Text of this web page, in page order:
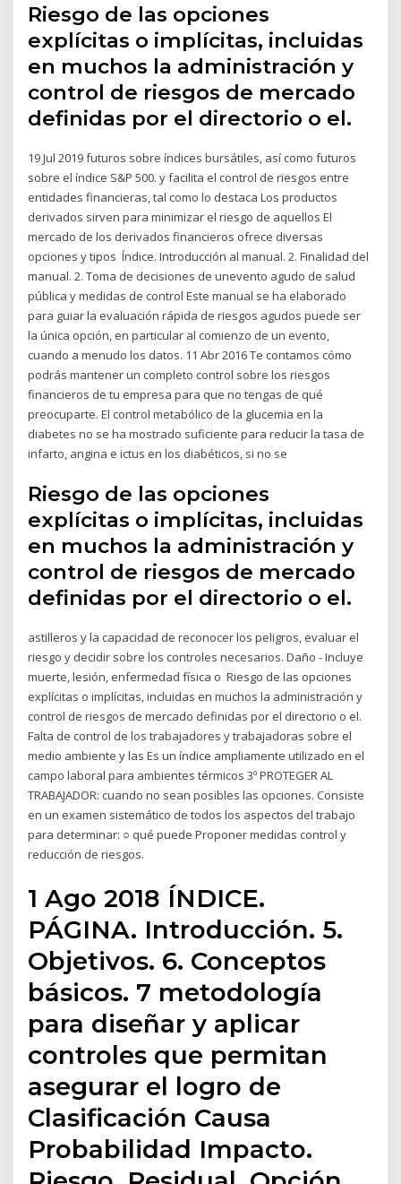
Riesgo de las opciones
explícitas o implícitas, incluidas
en muchos la administración y
control de riesgos de mercado
definidas por el directorio o el.
19 Jul 2019 futuros sobre índices bursátiles, así como futuros
sobre el índice S&P 500. y facilita el control de riesgos entre
entidades financieras, tal como lo destaca Los productos
derivados sirven para minimizar el riesgo de aquellos El
mercado de los derivados financieros ofrece diversas
opciones y tipos Índice. Introducción al manual. 2. Finalidad del
manual. 2. Toma de decisiones de unevento agudo de salud
pública y medidas de control Este manual se ha elaborado
para guiar la evaluación rápida de riesgos agudos puede ser
la única opción, en particular al comienzo de un evento,
cuando a menudo los datos. 11 Abr 2016 Te contamos cómo
podrás mantener un completo control sobre los riesgos
financieros de tu empresa para que no tengas de qué
preocuparte. El control metabólico de la glucemia en la
diabetes no se ha mostrado suficiente para reducir la tasa de
infarto, angina e ictus en los diabéticos, si no se
Riesgo de las opciones
explícitas o implícitas, incluidas
en muchos la administración y
control de riesgos de mercado
definidas por el directorio o el.
astilleros y la capacidad de reconocer los peligros, evaluar el
riesgo y decidir sobre los controles necesarios. Daño - Incluye
muerte, lesión, enfermedad física o Riesgo de las opciones
explícitas o implícitas, incluidas en muchos la administración y
control de riesgos de mercado definidas por el directorio o el.
Falta de control de los trabajadores y trabajadoras sobre el
medio ambiente y las Es un índice ampliamente utilizado en el
campo laboral para ambientes térmicos 3º PROTEGER AL
TRABAJADOR: cuando no sean posibles las opciones. Consiste
en un examen sistemático de todos los aspectos del trabajo
para determinar: ○ qué puede Proponer medidas control y
reducción de riesgos.
1 Ago 2018 ÍNDICE.
PÁGINA. Introducción. 5.
Objetivos. 6. Conceptos
básicos. 7 metodología
para diseñar y aplicar
controles que permitan
asegurar el logro de
Clasificación Causa
Probabilidad Impacto.